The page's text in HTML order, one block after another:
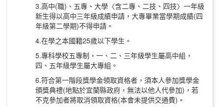
3.高中(職)、五專、大學〈含二專、二技、四技〉一年級
新生得以高中三年級成績申請，大專畢業當學期成績(四
年級第二學期)不得申請。
4.在學之本國籍25歲以下學生。
5.專科學校五專制，一、二、三年級學生屬高中組，
四、五年級學生屬大專組。
6.符合第一階段獎學金領取資格者，須本人參加獎學金
頒獎典禮(地點於宜蘭縣政府，無法以他人代參加)，若
不克參加者將取消領取資格(本會未提供交通費)。